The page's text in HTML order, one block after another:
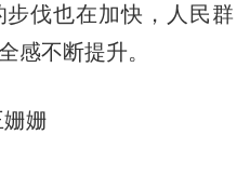
伐也在加快，人民群
感不断提升。
姗